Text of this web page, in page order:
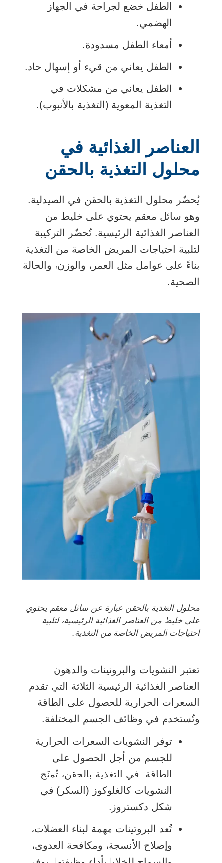
الطفل خضع لجراحة في الجهاز
الهضمي.
أمعاء الطفل مسدودة.
الطفل يعاني من قيء أو إسهال حاد.
الطفل يعاني من مشكلات في
التغذية المعوية (التغذية بالأنبوب).
العناصر الغذائية في
محلول التغذية بالحقن
يُحضّر محلول التغذية بالحقن في الصيدلية.
وهو سائل معقم يحتوي على خليط من
العناصر الغذائية الرئيسية. تُحضّر التركيبة
لتلبية احتياجات المريض الخاصة من التغذية
بناءً على عوامل مثل العمر، والوزن، والحالة
الصحية.
محلول التغذية بالحقن عبارة عن سائل معقم يحتوي
على خليط من العناصر الغذائية الرئيسية، لتلبية
احتياجات المريض الخاصة من التغذية.
تعتبر النشويات والبروتينات والدهون
العناصر الغذائية الرئيسية الثلاثة التي تقدم
السعرات الحرارية للحصول على الطاقة
وتُستخدم في وظائف الجسم المختلفة.
توفر النشويات السعرات الحرارية
للجسم من أجل الحصول على
الطاقة. في التغذية بالحقن، تُمنَح
النشويات كالغلوكوز (السكر) في
شكل دكستروز.
تُعد البروتينات مهمة لبناء العضلات،
وإصلاح الأنسجة، ومكافحة العدوى،